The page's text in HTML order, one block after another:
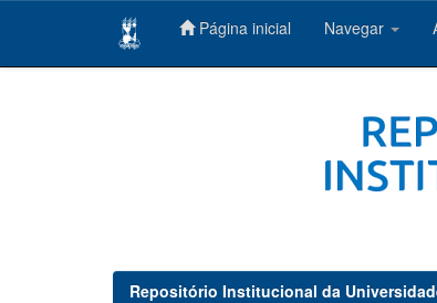
Página inicial Navegar
Repositório Institucional da